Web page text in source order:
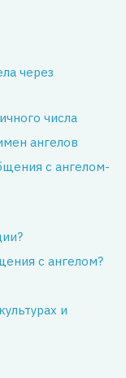
через
числа
ангелов
с ангелом-
с ангелом?
и